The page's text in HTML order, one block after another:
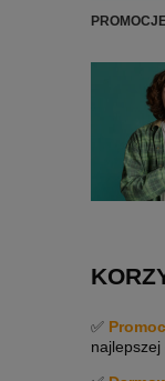
✅
najlepszej